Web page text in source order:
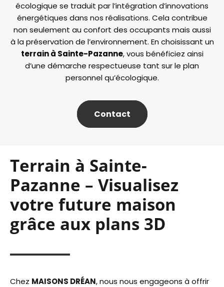
écologique se traduit par l’intégration d’innovations
énergétiques dans nos réalisations. Cela contribue
non seulement au confort des occupants mais aussi
à la préservation de l’environnement. En choisissant un
terrain à Sainte-Pazanne, vous bénéficiez ainsi
d’une démarche respectueuse tant sur le plan
personnel qu’écologique.
Contact
Terrain à Sainte-
Pazanne – Visualisez
votre future maison
grâce aux plans 3D
Chez MAISONS DRÉAN, nous nous engageons à offrir